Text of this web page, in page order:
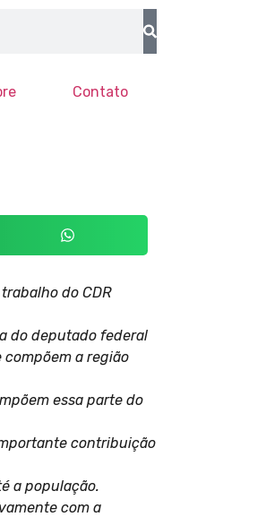
Contato
do CDR
do deputado federal
a região
essa parte do
contribuição
a população.
com a